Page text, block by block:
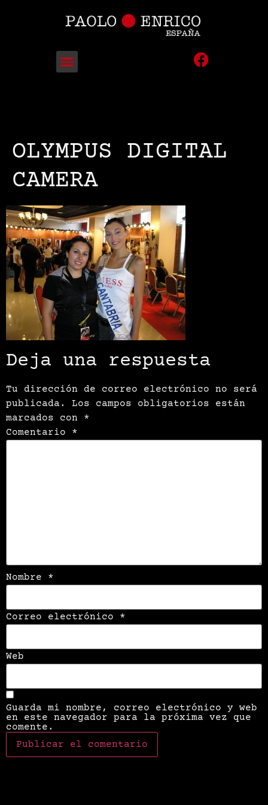
OLYMPUS DIGITAL
CAMERA
Deja una respuesta
Tu dirección de correo electrónico no será
publicada.
Los campos obligatorios están
marcados con *
Comentario *
Nombre *
Correo electrónico *
Web
Guarda mi nombre, correo electrónico y web
en este navegador para la próxima vez que
comente.